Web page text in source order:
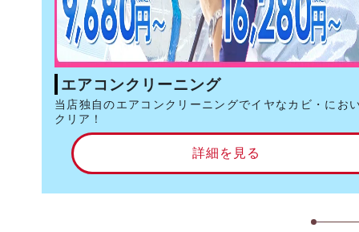
エアコンクリーニング
当店独自のエアコンクリーニングでイヤなカビ・にお
クリア！
詳細を見る